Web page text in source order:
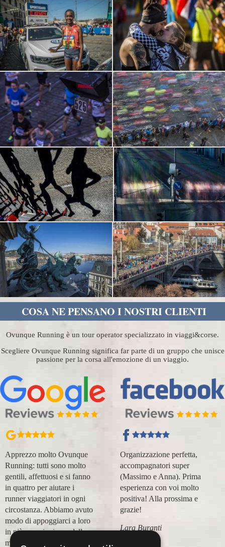
COSA NE PENSANO I NOSTRI CLIENTI
Ovunque Running è un tour operator specializzato in viaggi&corse.
Scegliere Ovunque Running significa far parte di un gruppo che unisce
passione per la corsa all'emozione di un viaggio.
Apprezzo molto Ovunque
Running: tutti sono molto
gentili, affettuosi e si fanno
in quattro per aiutare i
runner viaggiatori in ogni
circostanza. Abbiamo avuto
modo di appoggiarci a loro
in più occasioni, per delle
maratone (NYC18, Praga
Organizzazione perfetta,
accompagnatori super
(Massimo e Anna). Prima
esperienza con voi molto
positiva! Alla prossima e
grazie!
Lara Buranti